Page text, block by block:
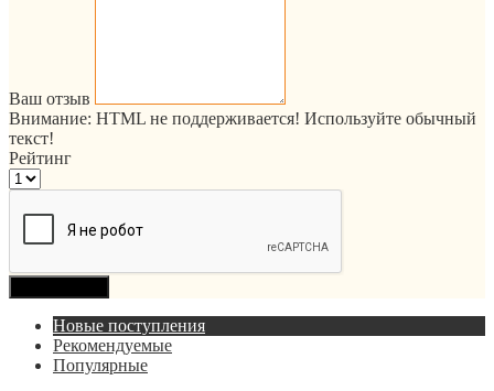
Ваш отзыв
Внимание: HTML не поддерживается! Используйте обычный
текст!
Рейтинг
Новые поступления
Рекомендуемые
Популярные